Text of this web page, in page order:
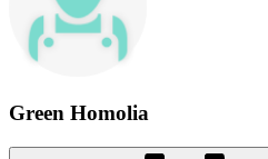
Green Homolia